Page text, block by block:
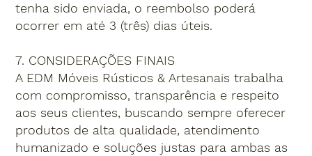
tenha sido enviada, o reembolso poderá
ocorrer em até 3 (três) dias úteis.
7. CONSIDERAÇÕES FINAIS
A EDM Móveis Rústicos & Artesanais trabalha
com compromisso, transparência e respeito
aos seus clientes, buscando sempre oferecer
produtos de alta qualidade, atendimento
humanizado e soluções justas para ambas as